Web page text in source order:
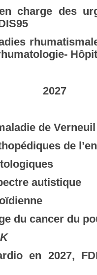
charge des
2027
de
de
autistique
du cancer du
en 2027,